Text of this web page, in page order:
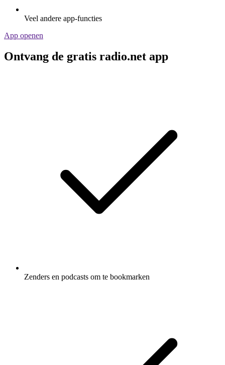
Veel andere app-functies
App openen
Ontvang de gratis radio.net app
Zenders en podcasts om te bookmarken